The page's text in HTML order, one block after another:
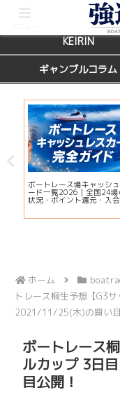
BOATRACE
KEIRIN
ギャンブルコラム
ボートレース場キャッシ
ード一覧2026｜全国24場
状況・ポイント還元・入
とめ
ホーム
トレース桐生予想【G3
2021/11/25(木)の買い目
ボートレース
ルカップ 3日
目公開！